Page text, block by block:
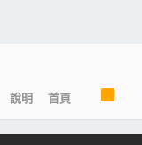
說明 首頁
S